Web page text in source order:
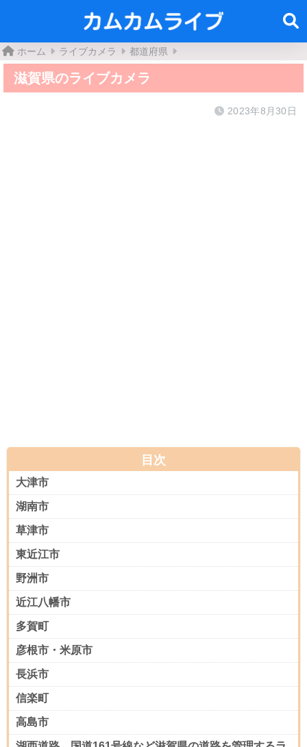
ホーム ライブカメラ 都道府県
滋賀県のライブカメラ
2023年8月30日
目次
大津市
湖南市
草津市
東近江市
野洲市
近江八幡市
多賀町
彦根市・米原市
長浜市
信楽町
高島市